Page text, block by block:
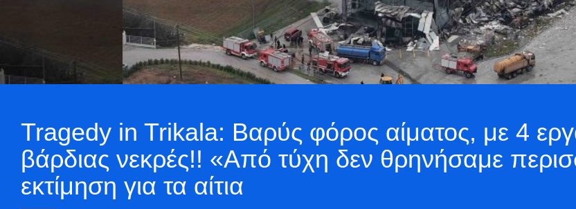
Tragedy in Trikala: Βαρύς φόρος αίματος, με 4
βάρδιας νεκρές!! «Από τύχη δεν θρηνήσαμε
εκτίμηση για τα αίτια